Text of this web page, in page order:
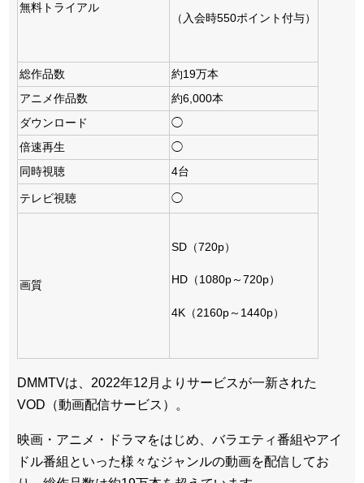
無料トライアル
（入会時550ポイント付与）
総作品数
約19万本
アニメ作品数
約6,000本
ダウンロード
◯
倍速再生
◯
同時視聴
4台
テレビ視聴 ◯
画質
SD（720p）
HD（1080p～720p）
4K（2160p～1440p）
DMMTVは、2022年12月よりサービスが一新された
VOD（動画配信サービス）。
映画・アニメ・ドラマをはじめ、バラエティ番組やアイ
ドル番組といった様々なジャンルの動画を配信してお